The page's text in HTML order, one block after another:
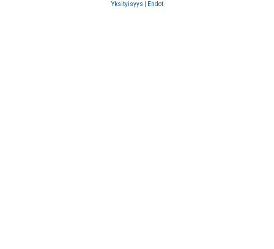
Yksityisyys
Ehdot